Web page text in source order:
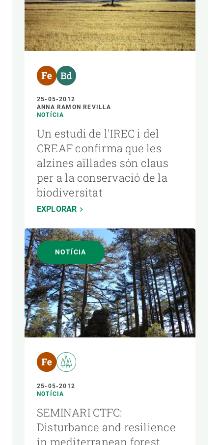
25-05-2012
ANNA RAMON REVILLA
NOTÍCIA
Un estudi de l'IREC i del
CREAF confirma que les
alzines aïllades són claus
per a la conservació de la
biodiversitat
EXPLORAR
NOTÍCIA
25-05-2012
NOTÍCIA
SEMINARI CTFC:
Disturbance and resilience
in mediterranean forest